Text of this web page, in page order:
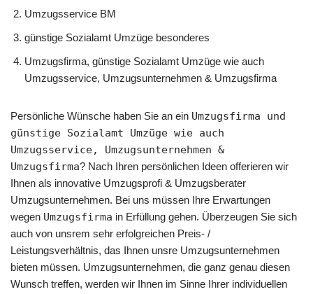
Umzugsservice BM
günstige Sozialamt Umzüge besonderes
Umzugsfirma, günstige Sozialamt Umzüge wie auch
Umzugsservice, Umzugsunternehmen & Umzugsfirma
Persönliche Wünsche haben Sie an ein Umzugsfirma und
günstige Sozialamt Umzüge wie auch
Umzugsservice, Umzugsunternehmen &
Umzugsfirma? Nach Ihren persönlichen Ideen offerieren wir
Ihnen als innovative Umzugsprofi & Umzugsberater
Umzugsunternehmen. Bei uns müssen Ihre Erwartungen
wegen Umzugsfirma in Erfüllung gehen. Überzeugen Sie sich
auch von unsrem sehr erfolgreichen Preis- /
Leistungsverhältnis, das Ihnen unsre Umzugsunternehmen
bieten müssen. Umzugsunternehmen, die ganz genau diesen
Wunsch treffen, werden wir Ihnen im Sinne Ihrer individuellen